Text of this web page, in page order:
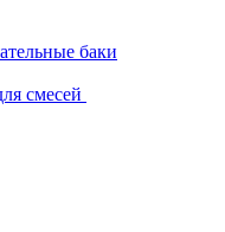
баки
смесей